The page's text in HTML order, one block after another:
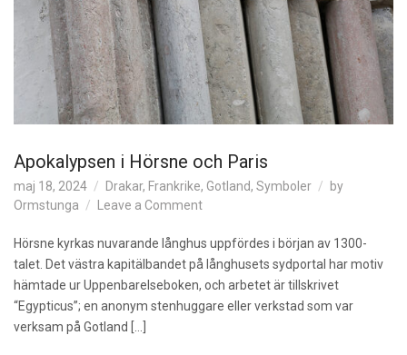
Apokalypsen i Hörsne och Paris
maj 18, 2024 Drakar, Frankrike, Gotland, Symboler
by
Ormstunga
Leave a Commento
A
p
o
Hörsne kyrkas nuvarande långhus uppfördes i början av 1300-
talet. Det västra kapitälbandet på långhusets sydportal har motiv
hämtade ur Uppenbarelseboken, och arbetet är tillskrivet
“Egypticus”; en anonym stenhuggare eller verkstad som var
verksam på Gotland […]